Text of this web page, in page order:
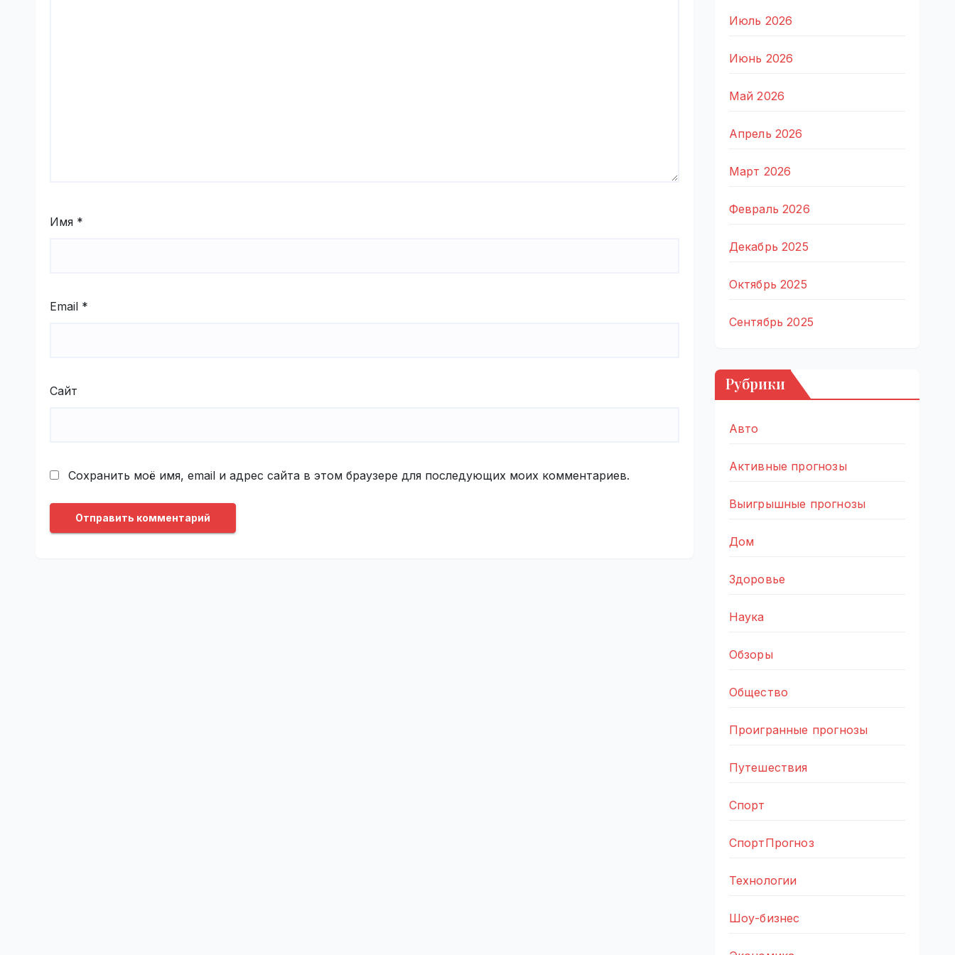
Имя *
Email *
Сайт
Сохранить моё имя, email и адрес сайта в этом браузере для последующих моих комментариев.
Июль 2026
Июнь 2026
Май 2026
Апрель 2026
Март 2026
Февраль 2026
Декабрь 2025
Октябрь 2025
Сентябрь 2025
Рубрики
Авто
Активные прогнозы
Выигрышные прогнозы
Дом
Здоровье
Наука
Обзоры
Общество
Проигранные прогнозы
Путешествия
Спорт
СпортПрогноз
Технологии
Шоу-бизнес